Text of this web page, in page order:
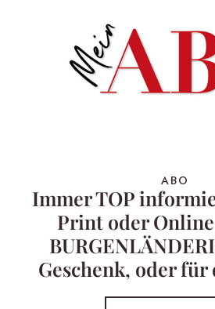
ABO
Immer TOP
Print oder
Geschenk, oder für